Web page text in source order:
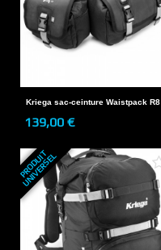
Kriega sac-ceinture Waistpack R8
139,00 €
P
R
O
D
U
I
T
U
N
I
V
E
R
S
E
L